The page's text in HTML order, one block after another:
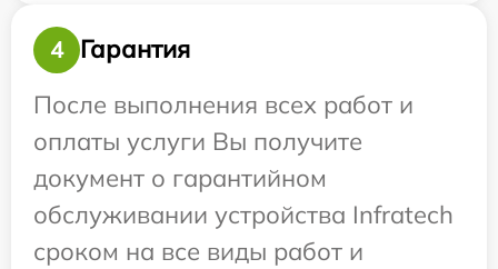
4
Гарантия
После выполнения всех работ и
оплаты услуги Вы получите
документ о гарантийном
обслуживании устройства Infratech
сроком на все виды работ и